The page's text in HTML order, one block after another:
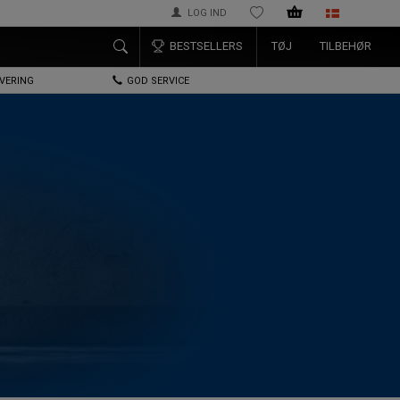
LOG IND ØNSKELISTE
BESTSELLERS TØJ TILBEHØR
GOD SERVICE